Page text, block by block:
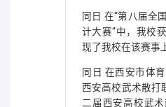
同日 在“第八届全
计大赛”中，我校
现了我校在该赛事
同日 在西安市体
西安高校武术散打
二届西安高校武